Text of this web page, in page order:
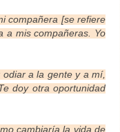
compañera [se refiere
a mis compañeras. Yo
a la gente y a mí,
doy otra oportunidad
cambiaría la vida de